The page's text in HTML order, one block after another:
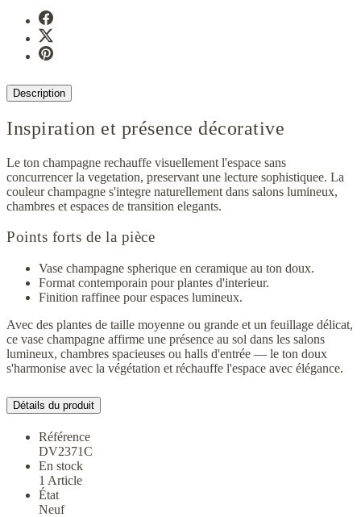
Description
Inspiration et présence décorative
Le ton champagne rechauffe visuellement l'espace sans
concurrencer la vegetation, preservant une lecture sophistiquee. La
couleur champagne s'integre naturellement dans salons lumineux,
chambres et espaces de transition elegants.
Points forts de la pièce
Vase champagne spherique en ceramique au ton doux.
Format contemporain pour plantes d'interieur.
Finition raffinee pour espaces lumineux.
Avec des plantes de taille moyenne ou grande et un feuillage délicat,
ce vase champagne affirme une présence au sol dans les salons
lumineux, chambres spacieuses ou halls d'entrée — le ton doux
s'harmonise avec la végétation et réchauffe l'espace avec élégance.
Détails du produit
Référence
DV2371C
En stock
1 Article
État
Neuf